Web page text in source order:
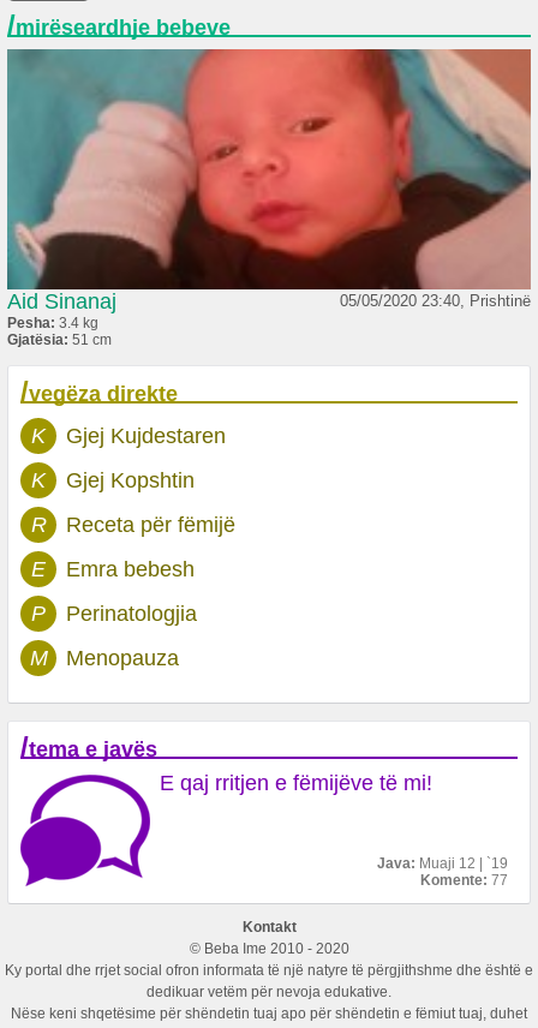
/mirëseardhje bebeve
Aid Sinanaj 05/05/2020 23:40, Prishtinë
Pesha: 3.4 kg
Gjatësia: 51 cm
/vegëza direkte
K
Gjej Kujdestaren
K
Gjej Kopshtin
R
Receta për fëmijë
E
Emra bebesh
P
Perinatologjia
M
Menopauza
/tema e javës
E qaj rritjen e fëmijëve të mi!
Java: Muaji 12 | `19
Komente: 77
Kontakt
© Beba Ime 2010 - 2020
Ky portal dhe rrjet social ofron informata të një natyre të përgjithshme dhe është e
dedikuar vetëm për nevoja edukative.
Nëse keni shqetësime për shëndetin tuaj apo për shëndetin e fëmiut tuaj, duhet